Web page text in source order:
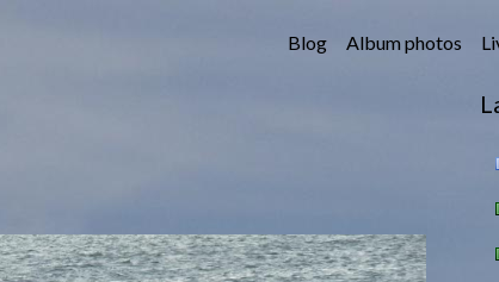
Blog Album photos